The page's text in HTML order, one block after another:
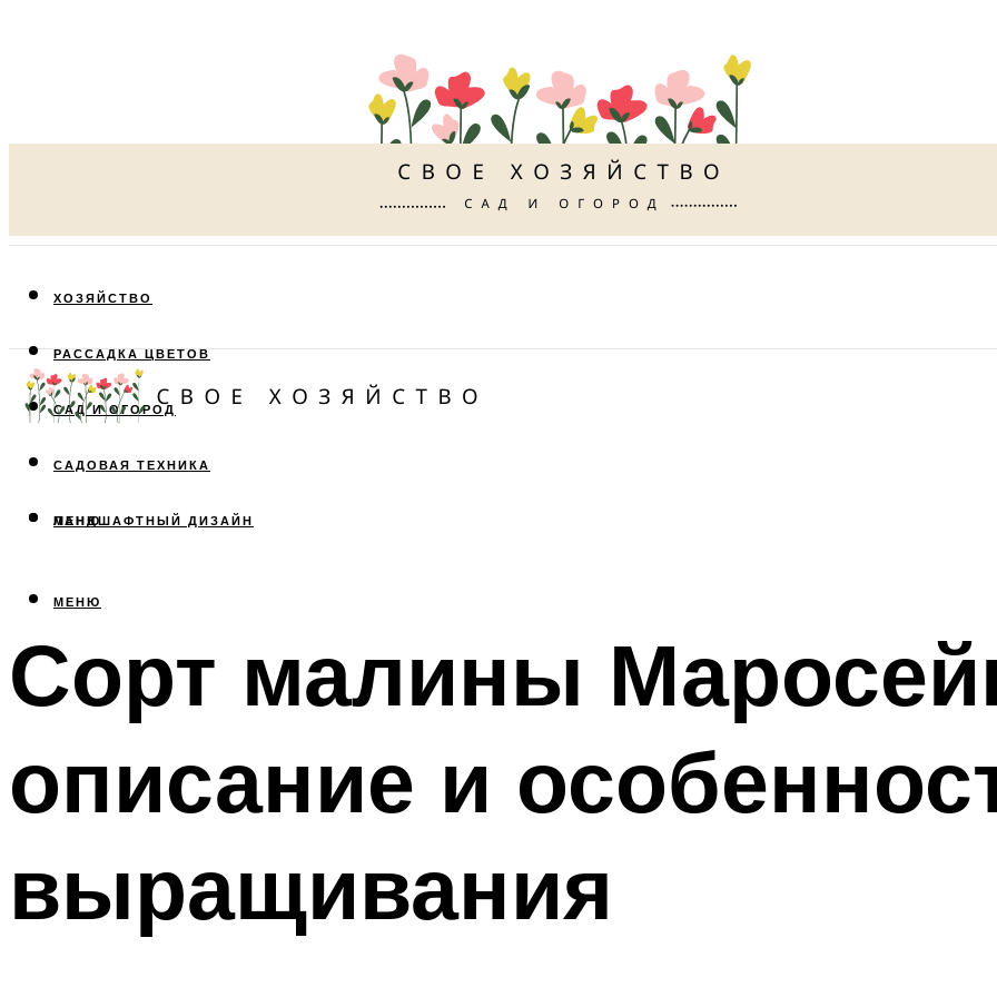
ХОЗЯЙСТВО
РАССАДКА ЦВЕТОВ
САД И ОГОРОД
САДОВАЯ ТЕХНИКА
ЛАНДШАФТНЫЙ ДИЗАЙН
МЕНЮ
МЕНЮ
Сорт малины
описание и
выращивания